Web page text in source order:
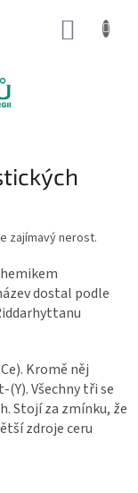
zajímavý nerost.
dostal podle
Kromě něj
Všechny tři se
Stojí za zmínku, že
zdroje ceru